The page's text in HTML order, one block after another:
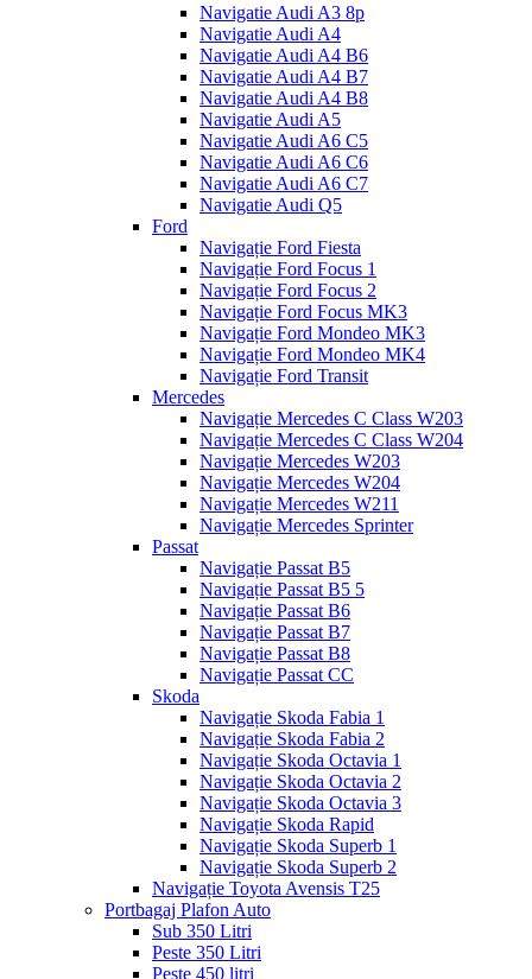
Navigatie Audi A3 8p
Navigatie Audi A4
Navigatie Audi A4 B6
Navigatie Audi A4 B7
Navigatie Audi A4 B8
Navigatie Audi A5
Navigatie Audi A6 C5
Navigatie Audi A6 C6
Navigatie Audi A6 C7
Navigatie Audi Q5
Ford
Navigație Ford Fiesta
Navigație Ford Focus 1
Navigație Ford Focus 2
Navigație Ford Focus MK3
Navigație Ford Mondeo MK3
Navigație Ford Mondeo MK4
Navigație Ford Transit
Mercedes
Navigație Mercedes C Class W203
Navigație Mercedes C Class W204
Navigație Mercedes W203
Navigație Mercedes W204
Navigație Mercedes W211
Navigație Mercedes Sprinter
Passat
Navigație Passat B5
Navigație Passat B5 5
Navigație Passat B6
Navigație Passat B7
Navigație Passat B8
Navigație Passat CC
Skoda
Navigație Skoda Fabia 1
Navigație Skoda Fabia 2
Navigație Skoda Octavia 1
Navigație Skoda Octavia 2
Navigație Skoda Octavia 3
Navigație Skoda Rapid
Navigație Skoda Superb 1
Navigație Skoda Superb 2
Navigație Toyota Avensis T25
Portbagaj Plafon Auto
Sub 350 Litri
Peste 350 Litri
Peste 450 litri